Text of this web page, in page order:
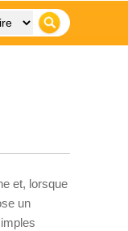
et, lorsque
un